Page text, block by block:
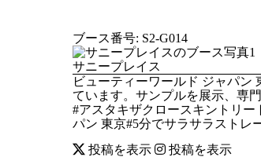
ブース番号: S2-G014
サニープレイス
ビューティーワールド ジャパン
ています。サンプルを展示、専
#アスタキザクロースキントリ
パン 東京#5分でサラサラストレ
投稿を表示
投稿を表示